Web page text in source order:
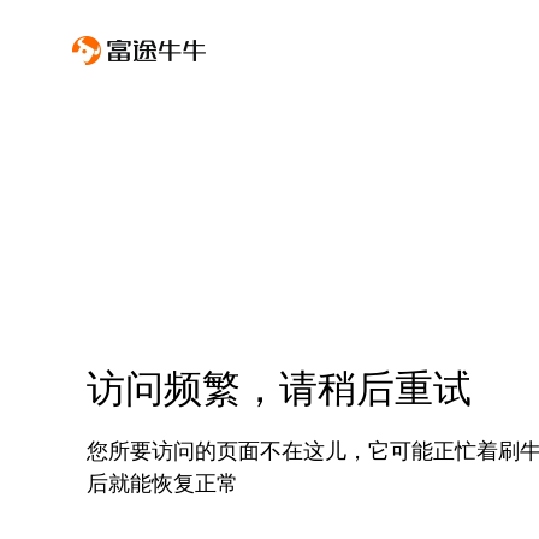
访问频繁，请稍后重试
您所要访问的页面不在这儿，它可能正忙着刷
后就能恢复正常